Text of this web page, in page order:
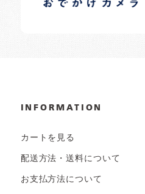
INFORMATION
カートを見る
配送方法・送料について
お支払方法について